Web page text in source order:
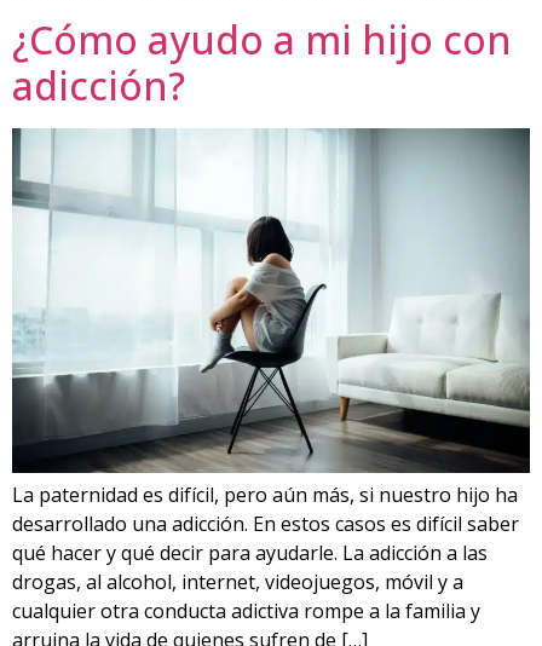
¿Cómo ayudo a mi hijo con
adicción?
La paternidad es difícil, pero aún más, si nuestro hijo ha
desarrollado una adicción. En estos casos es difícil saber
qué hacer y qué decir para ayudarle. La adicción a las
drogas, al alcohol, internet, videojuegos, móvil y a
cualquier otra conducta adictiva rompe a la familia y
arruina la vida de quienes sufren de […]